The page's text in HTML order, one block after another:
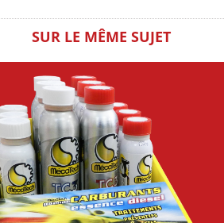
SUR LE MÊME SUJET